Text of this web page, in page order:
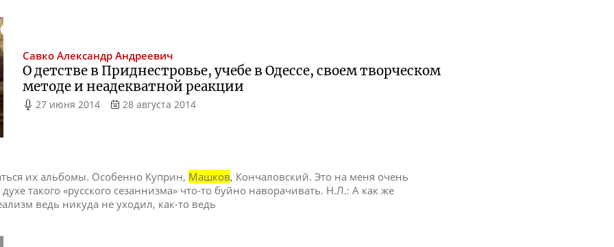
Савко Александр Андреевич
О детстве в Приднестровье, учебе в Одессе, своем творческом
методе и неадекватной реакции
27 июня 2014 28 августа 2014
их альбомы. Особенно Куприн, Машков, Кончаловский. Это на меня очень
такого «русского сезаннизма» что-то буйно наворачивать. Н.Л.: А как же
ведь никуда не уходил, как-то ведь